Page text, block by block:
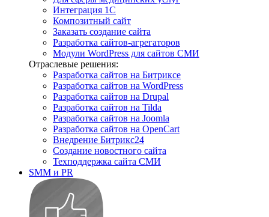
Интеграция 1С
Композитный сайт
Заказать создание сайта
Разработка сайтов-агрегаторов
Модули WordPress для сайтов СМИ
Отраслевые решения:
Разработка сайтов на Битриксе
Разработка сайтов на WordPress
Разработка сайтов на Drupal
Разработка сайтов на Tilda
Разработка сайтов на Joomla
Разработка сайтов на OpenCart
Внедрение Битрикс24
Создание новостного сайта
Техподдержка сайта СМИ
SMM и PR